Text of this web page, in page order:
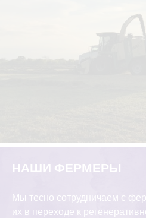
НАШИ ФЕРМЕРЫ
Мы тесно сотрудничаем с
их в переходе к